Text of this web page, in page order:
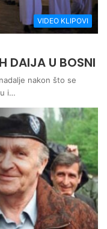
VIDEO KLIPOVI
DAIJA U BOSNI
nakon što se
i…